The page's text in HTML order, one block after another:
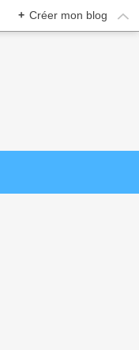
+ Créer mon blog